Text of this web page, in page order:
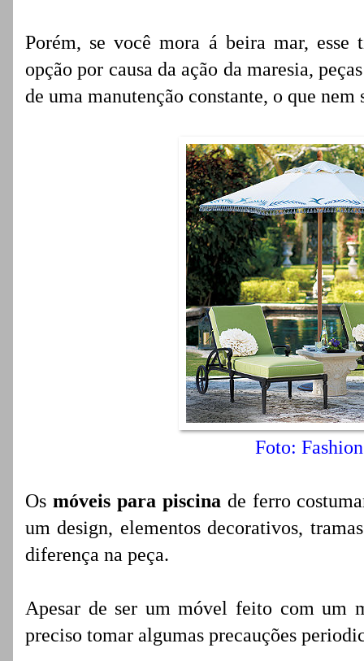
Porém, se você mora á beira mar,
opção por causa da ação da maresia,
de uma manutenção constante, o que nem
Foto:
Os móveis para piscina de ferro
um design, elementos decorativos,
diferença na peça.
Apesar de ser um móvel feito com um
preciso tomar algumas precauções